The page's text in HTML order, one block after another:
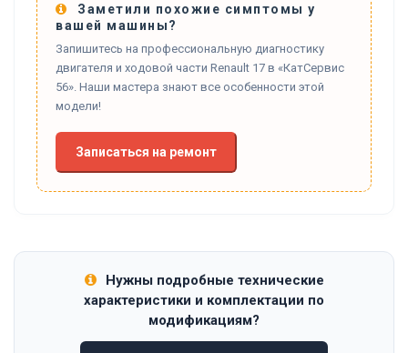
Заметили похожие симптомы у
вашей машины?
Запишитесь на профессиональную диагностику
двигателя и ходовой части Renault 17 в «КатСервис
56». Наши мастера знают все особенности этой
модели!
Записаться на ремонт
Нужны подробные технические
характеристики и комплектации по
модификациям?